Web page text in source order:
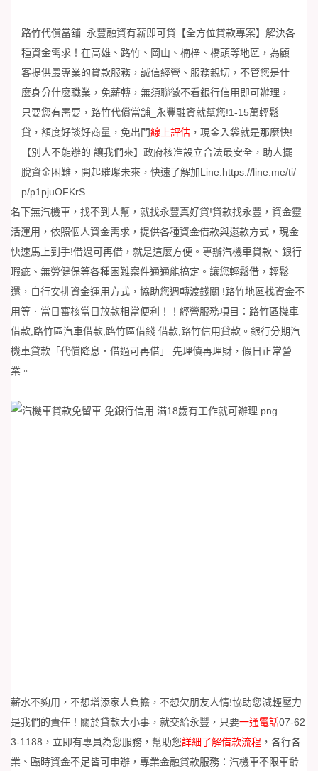
路竹代償當舖_永豐融資有薪即可貸【全方位貸款專案】解決各
種資金需求！在高雄、路竹、岡山、楠梓、橋頭等地區，為顧
客提供最專業的貸款服務，誠信經營、服務親切，不管您是什
麼身分什麼職業，免薪轉，無須聯徵不看銀行信用即可辦理，
只要您有需要， 路竹代償當舖_永豐融資就幫您!1-15萬輕鬆
貸，額度好談好商量，免出門線上評估 ，現金入袋就是那麼快!
【別人不能辦的 讓我們來】政府核准設立合法最安全，助人擺
脫資金困難，開起璀璨未來，快速了解加Line:https://line.me/ti/
p/p1pjuOFKrS
名下無汽機車，找不到人幫，就找永豐真好貸!貸款找永豐，資金靈
活運用，依照個人資金需求，提供各種資金借款與還款方式，現金
快速馬上到手!借過可再借，就是這麼方便。專辦汽機車貸款、銀行
瑕疵、無勞健保等各種困難案件通通能搞定。讓您輕鬆借，輕鬆
還，自行安排資金運用方式，協助您週轉渡錢關 !路竹地區找資金不
用等．當日審核當日放款相當便利！！經營服務項目：路竹區機車
借款,路竹區汽車借款,路竹區借錢 借款,路竹信用貸款。銀行分期汽
機車貸款「代償降息．借過可再借」 先理債再理財，假日正常營
業。
薪水不夠用，不想增添家人負擔，不想欠朋友人情!協助您減輕壓力
是我們的責任！關於貸款大小事，就交給永豐，只要一通電話07-62
3-1188 ，立即有專員為您服務，幫助您詳細了解借款流程 ，各行各
業、臨時資金不足皆可申辦，專業金融貸款服務：汽機車不限車齡